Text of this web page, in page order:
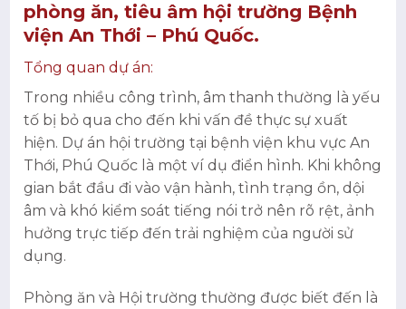
phòng ăn, tiêu âm hội trường Bệnh
viện An Thới – Phú Quốc.
Tổng quan dự án:
Trong nhiều công trình, âm thanh thường là yếu
tố bị bỏ qua cho đến khi vấn đề thực sự xuất
hiện. Dự án hội trường tại bệnh viện khu vực An
Thới, Phú Quốc là một ví dụ điển hình. Khi không
gian bắt đầu đi vào vận hành, tình trạng ồn, dội
âm và khó kiểm soát tiếng nói trở nên rõ rệt, ảnh
hưởng trực tiếp đến trải nghiệm của người sử
dụng.
Phòng ăn và Hội trường thường được biết đến là